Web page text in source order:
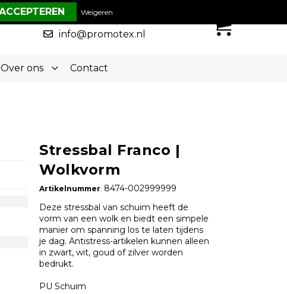
050-5773636
info@promotex.nl
Over ons Contact
Stressbal Franco |
Wolkvorm
Artikelnummer: 8474-002999999
Deze stressbal van schuim heeft de
vorm van een wolk en biedt een simpele
manier om spanning los te laten tijdens
je dag. Antistress-artikelen kunnen alleen
in zwart, wit, goud of zilver worden
bedrukt.
PU Schuim
Weigeren